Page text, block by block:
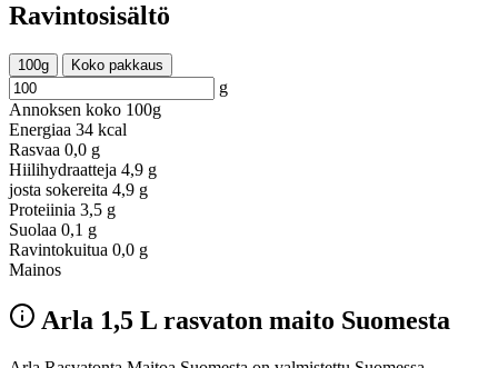
Ravintosisältö
100g Koko pakkaus
g
Annoksen koko 100g
Energiaa 34 kcal
Rasvaa 0,0 g
Hiilihydraatteja 4,9 g
josta sokereita 4,9 g
Proteiinia 3,5 g
Suolaa 0,1 g
Ravintokuitua 0,0 g
Mainos
Arla 1,5 L rasvaton maito Suomesta